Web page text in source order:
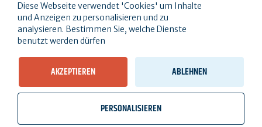
Diese Webseite verwendet 'Cookies' um Inhalte
und Anzeigen zu personalisieren und zu
analysieren. Bestimmen Sie, welche Dienste
benutzt werden dürfen
AKZEPTIEREN ABLEHNEN
PERSONALISIEREN